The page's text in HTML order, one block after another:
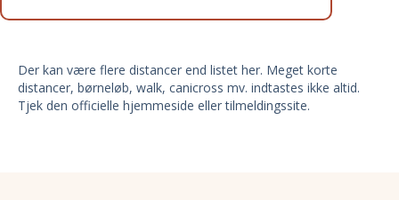
Der kan være flere distancer end listet her. Meget korte
distancer, børneløb, walk, canicross mv. indtastes ikke altid.
Tjek den officielle hjemmeside eller tilmeldingssite.